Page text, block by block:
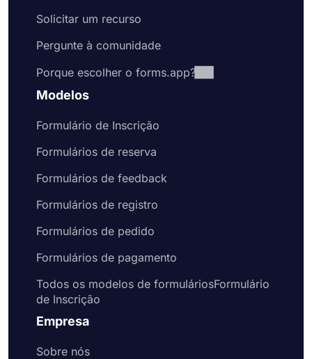
Solicitar um recurso
Pergunte à comunidade
Porque escolher o forms.app?
Modelos
Formulário de Inscrição
Formulários de reserva
Formulários de feedback
Formulários de registro
Formulários de pedido
Formulários de pagamento
Todos os modelos de formuláriosFormulário
de Inscrição
Empresa
Sobre nós